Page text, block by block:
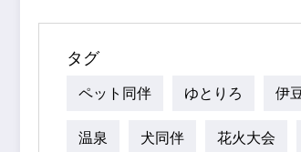
タグ
ペット同伴 ゆとりろ 伊
温泉 犬同伴 花火大会